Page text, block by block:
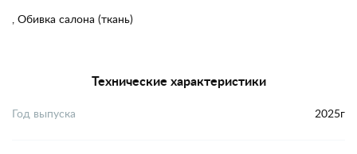
, Обивка салона (ткань)
Технические характеристики
Год выпуска 2025г